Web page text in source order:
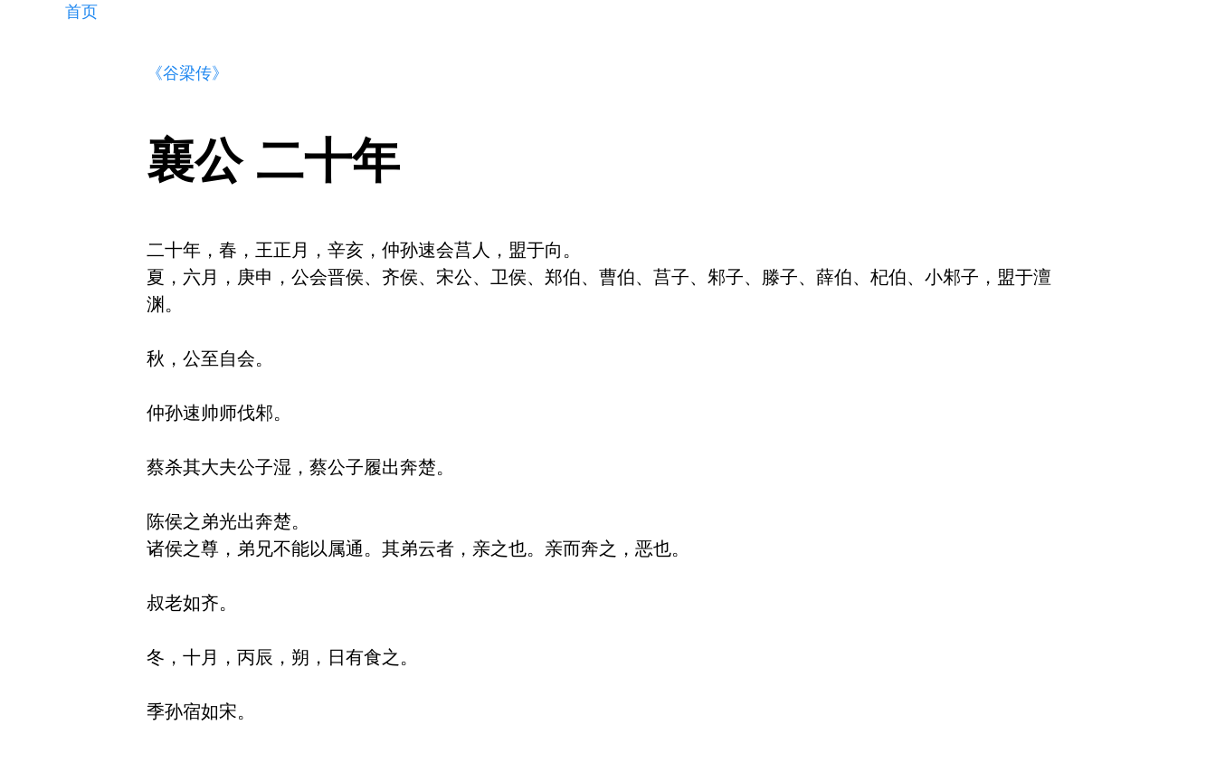
首页
《谷梁传》
襄公 二十年
二十年，春，王正月，辛亥，仲孙速会莒人，盟于向。
夏，六月，庚申，公会晋侯、齐侯、宋公、卫侯、郑伯、曹伯、莒子、邾子、滕子、薛伯、杞伯、小邾子，盟于澶
渊。
秋，公至自会。
仲孙速帅师伐邾。
蔡杀其大夫公子湿，蔡公子履出奔楚。
陈侯之弟光出奔楚。
诸侯之尊，弟兄不能以属通。其弟云者，亲之也。亲而奔之，恶也。
叔老如齐。
冬，十月，丙辰，朔，日有食之。